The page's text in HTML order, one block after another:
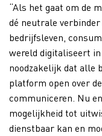
“Als het gaat om de
dé neutrale
bedrijfsleven,
wereld digitaliseert
noodzakelijk dat alle
platform open over
communiceren. Nu
mogelijkheid tot
dienstbaar kan en